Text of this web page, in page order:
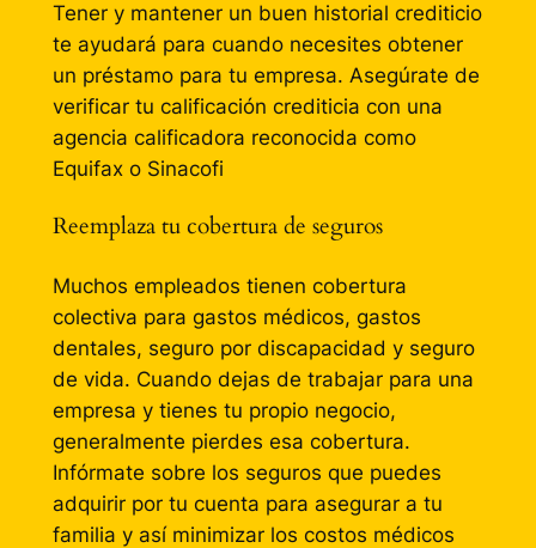
Tener y mantener un buen historial crediticio
te ayudará para cuando necesites obtener
un préstamo para tu empresa. Asegúrate de
verificar tu calificación crediticia con una
agencia calificadora reconocida como
Equifax o Sinacofi
Reemplaza tu cobertura de seguros
Muchos empleados tienen cobertura
colectiva para gastos médicos, gastos
dentales, seguro por discapacidad y seguro
de vida. Cuando dejas de trabajar para una
empresa y tienes tu propio negocio,
generalmente pierdes esa cobertura.
Infórmate sobre los seguros que puedes
adquirir por tu cuenta para asegurar a tu
familia y así minimizar los costos médicos